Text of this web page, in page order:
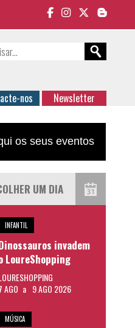
nos Newsletter
os seus eventos
INFANTIL
invadem
LoureShopping
AGO a 9 AGO 2026
MÚSICA